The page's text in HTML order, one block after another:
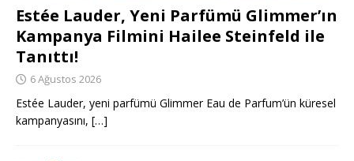
Estée Lauder, Yeni Parfümü Glimmer’ın
Kampanya Filmini Hailee Steinfeld ile
Tanıttı!
6 Ağustos 2026
Estée Lauder, yeni parfümü Glimmer Eau de Parfum’ün küresel
kampanyasını, […]